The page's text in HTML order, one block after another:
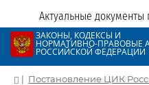
Актуальные документы
ЗАКОНЫ, КОДЕКСЫ И
НОРМАТИВНО-ПРАВОВЫЕ
РОССИЙСКОЙ ФЕДЕРАЦИИ
| Постановление ЦИК